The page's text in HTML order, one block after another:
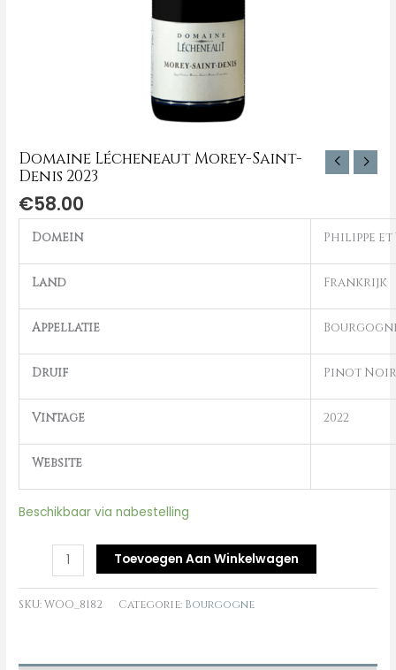
Domaine Lécheneaut Morey-Saint-
Denis 2023
€58.00
Domein Philippe
Land Frankrijk
Appellatie
Druif Pinot Noir
Vintage 2022
Website
Beschikbaar via nabestelling
Toevoegen Aan Winkelwagen
SKU:WOO_8182 Categorie: Bourgogne